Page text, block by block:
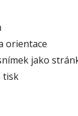
orientace
jako
tisk